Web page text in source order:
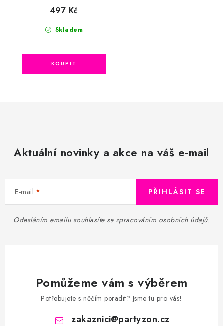
Skladem
497 Kč
Aktuální novinky a akce na váš e-mail
E-mail
Odesláním emailu souhlasíte se zpracováním osobních údajů.
PŘIHLÁSIT SE
Pomůžeme vám s výběrem
Potřebujete s něčím poradit? Jsme tu pro vás!
zakaznici@partyzon.cz